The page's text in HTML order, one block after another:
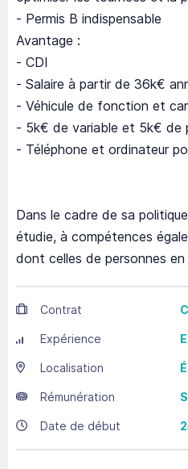
- Permis B indispensable
Avantage :
- CDI
- Salaire à partir de 36k€
- Véhicule de fonction et
- 5k€ de variable et 5k€ de
- Téléphone et ordinateur
Dans le cadre de sa
étudie, à compétences
dont celles de personnes
Contrat
Expérience
Localisation
Rémunération
Date de début